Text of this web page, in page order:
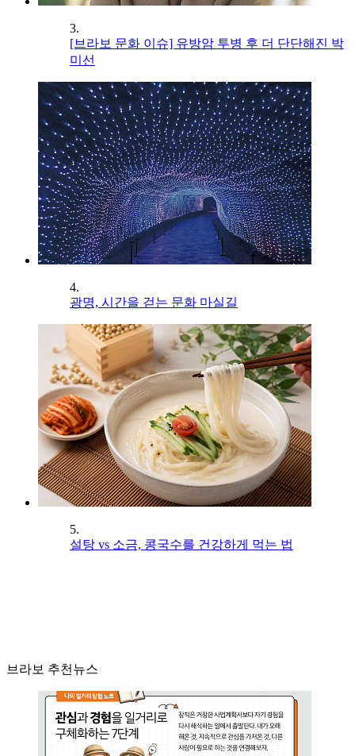
3.
[브라보 문화 이슈] 유방암 투병 후 더 단단해진 박
미선
4.
광명, 시간을 걷는 문화 마실길
5.
설탕 vs 소금, 콩국수를 건강하게 먹는 법
브라보 추천뉴스